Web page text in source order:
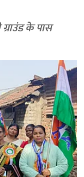
के पास